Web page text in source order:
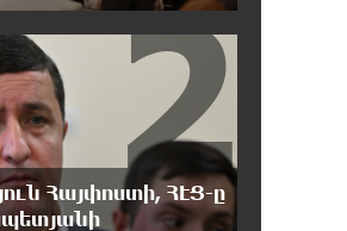
պայմանները
8-08-2026
անցկացվել է
ունեցող
մարզական փառատոն
Հայփոստի, ՀԷՑ-ը
2